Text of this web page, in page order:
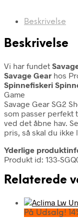
Beskrivelse
Beskrivelse
Vi har fundet
Savage Gear hos
Spinnefiskeri
Game
Savage Gear SG2
som passer perfekt
ved det åbne hav.
pris, så skal du
Yderlige
Produkt id: 133-
Relaterede
På Udsalg!